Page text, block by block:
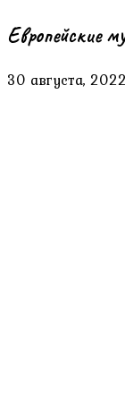
Европейские
30 августа, 2022